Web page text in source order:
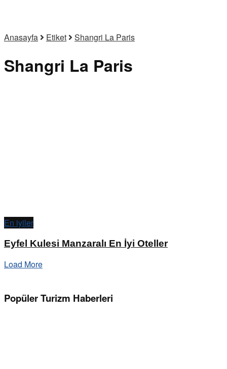
Anasayfa Etiket Shangri La Paris
Shangri La Paris
En iyiler
Eyfel Kulesi Manzaralı En İyi Oteller
Load More
Popüler Turizm Haberleri